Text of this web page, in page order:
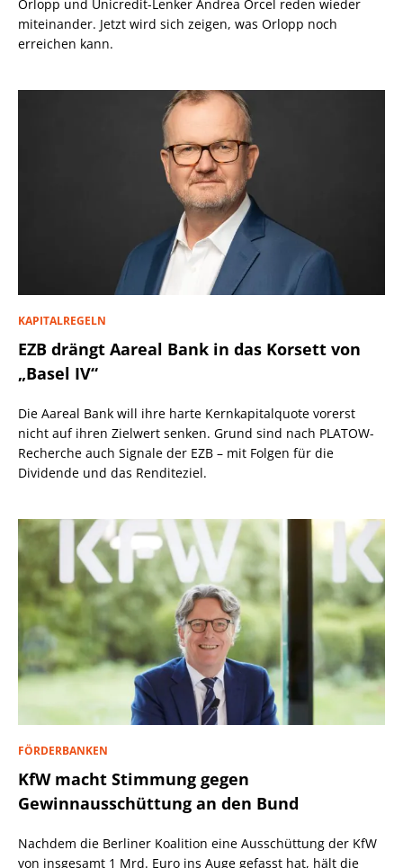
Orlopp und Unicredit-Lenker Andrea Orcel reden wieder
miteinander. Jetzt wird sich zeigen, was Orlopp noch
erreichen kann.
KAPITALREGELN
EZB drängt Aareal Bank in das Korsett von
„Basel IV“
Die Aareal Bank will ihre harte Kernkapitalquote vorerst
nicht auf ihren Zielwert senken. Grund sind nach PLATOW-
Recherche auch Signale der EZB – mit Folgen für die
Dividende und das Renditeziel.
FÖRDERBANKEN
KfW macht Stimmung gegen
Gewinnausschüttung an den Bund
Nachdem die Berliner Koalition eine Ausschüttung der KfW
von insgesamt 1 Mrd. Euro ins Auge gefasst hat, hält die